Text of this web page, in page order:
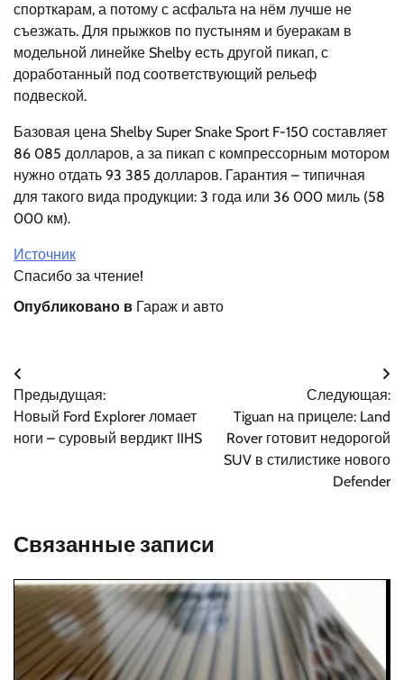
спорткарам, а потому с асфальта на нём лучше не
съезжать. Для прыжков по пустыням и буеракам в
модельной линейке Shelby есть другой пикап, с
доработанный под соответствующий рельеф
подвеской.
Базовая цена Shelby Super Snake Sport F-150 составляет
86 085 долларов, а за пикап с компрессорным мотором
нужно отдать 93 385 долларов. Гарантия – типичная
для такого вида продукции: 3 года или 36 000 миль (58
000 км).
Источник
Спасибо за чтение!
Опубликовано в Гараж и авто
Навигация
по
записям
Предыдущая:
Новый Ford Explorer ломает
ноги – суровый вердикт IIHS
Следующая:
Tiguan на прицеле: Land
Rover готовит недорогой
SUV в стилистике нового
Defender
Связанные записи